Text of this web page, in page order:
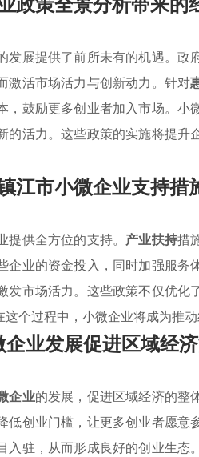
发展提供了前所未有的机遇。政
激活市场活力与创新动力。针对
鼓励更多创业者加入市场。小
活力。这些政策的实施将提升
江市小微企业支持措
提供全方位的支持。 产业扶持措
业的资金投入，同时加强服务
发市场活力。这些政策不仅优化
个过程中，小微企业将成为推动
业发展促进区域经
企业的发展，促进区域经济的整
创业门槛，让更多创业者愿意
入驻，从而形成良好的创业生态